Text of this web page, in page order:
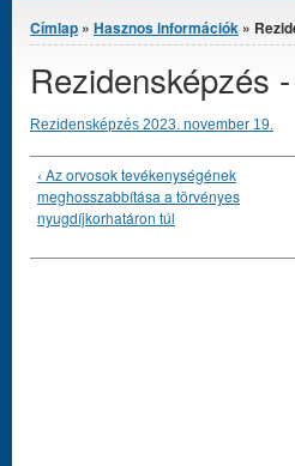
Jelenlegi hely
Címlap » Hasznos információk »
Rezidensképzés
Rezidensképzés 2023. november 19.
‹ Az orvosok tevékenységének
meghosszabbítása a törvényes
nyugdíjkorhatáron túl